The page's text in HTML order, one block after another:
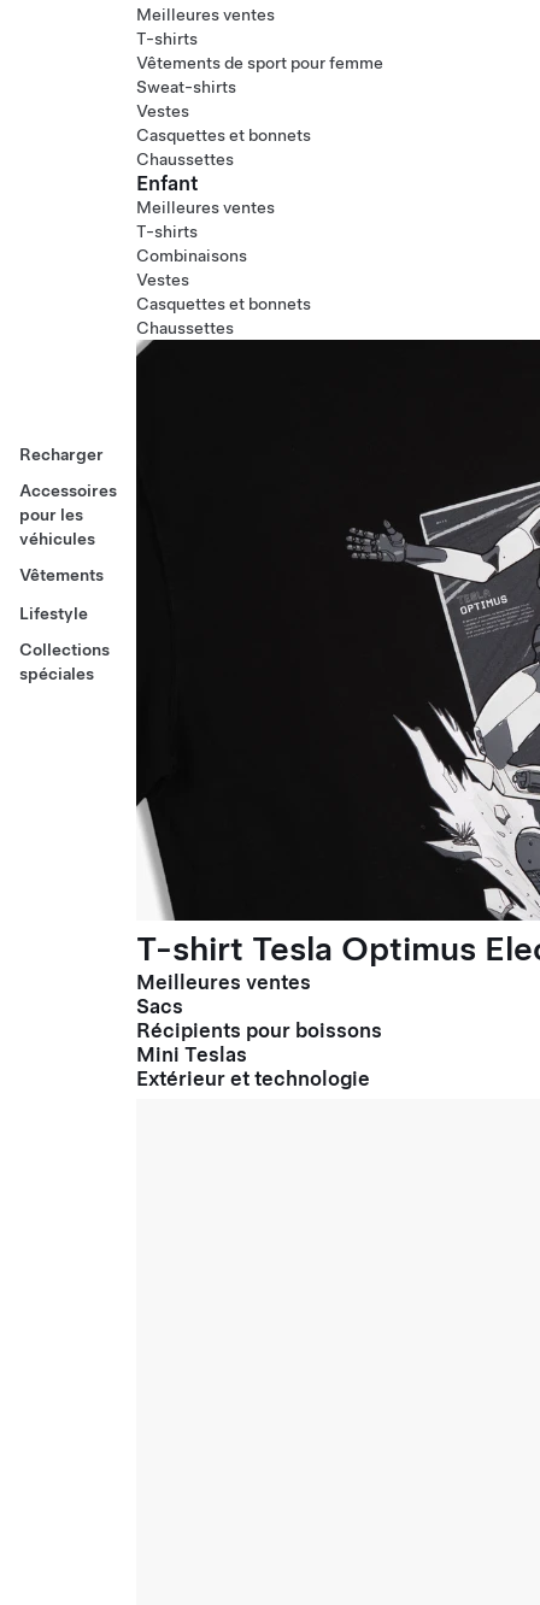
Recharger
Accessoires
pour les
véhicules
Vêtements
Lifestyle
Collections
spéciales
Meilleures ventes
T-shirts
Vêtements de sport pour femme
Sweat-shirts
Vestes
Casquettes et bonnets
Chaussettes
Enfant
Meilleures ventes
T-shirts
Combinaisons
Vestes
Casquettes et bonnets
Chaussettes
T-shirt Tesla Optimus
Meilleures ventes
Sacs
Récipients pour boissons
Mini Teslas
Extérieur et technologie